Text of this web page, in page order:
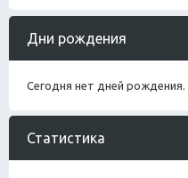
Дни рождения
Сегодня нет дней рождения.
Статистика